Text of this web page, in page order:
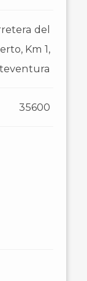
del
Km 1,
35600